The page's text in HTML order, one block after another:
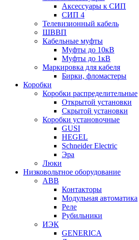
Аксессуары к СИП
СИП 4
Телевизионный кабель
ШВВП
Кабельные муфты
Муфты до 10кВ
Муфты до 1кВ
Маркировка для кабеля
Бирки, фломастеры
Коробки
Коробки распределительные
Открытой установки
Скрытой установки
Коробки установочные
GUSI
HEGEL
Schneider Electric
Эра
Люки
Низковольтное оборудование
ABB
Контакторы
Модульная автоматика
Реле
Рубильники
ИЭК
GENERICA